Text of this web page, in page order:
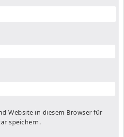
Website in diesem Browser für
speichern.